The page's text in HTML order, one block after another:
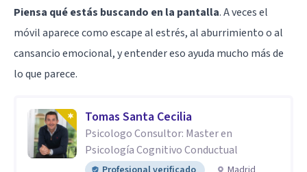
Piensa qué estás buscando en la pantalla. A veces el
móvil aparece como escape al estrés, al aburrimiento o al
cansancio emocional, y entender eso ayuda mucho más de
lo que parece.
Tomas Santa Cecilia
Psicologo Consultor: Master en
Psicología Cognitivo Conductual